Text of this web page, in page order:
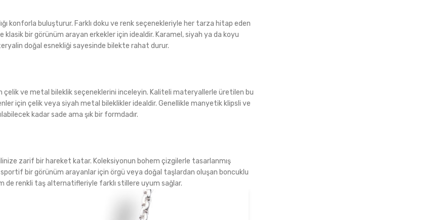
konforla buluşturur. Farklı doku ve renk seçenekleriyle her tarza hitap eden
bir görünüm arayan erkekler için idealdir. Karamel, siyah ya da koyu
doğal esnekliği sayesinde bilekte rahat durur.
çelik ve metal bileklik seçeneklerini inceleyin. Kaliteli materyallerle üretilen bu
için çelik veya siyah metal bileklikler idealdir. Genellikle manyetik klipsli ve
kadar sade ama şık bir formdadır.
zarif bir hareket katar. Koleksiyonun bohem çizgilerle tasarlanmış
bir görünüm arayanlar için örgü veya doğal taşlardan oluşan boncuklu
de renkli taş alternatifleriyle farklı stillere uyum sağlar.